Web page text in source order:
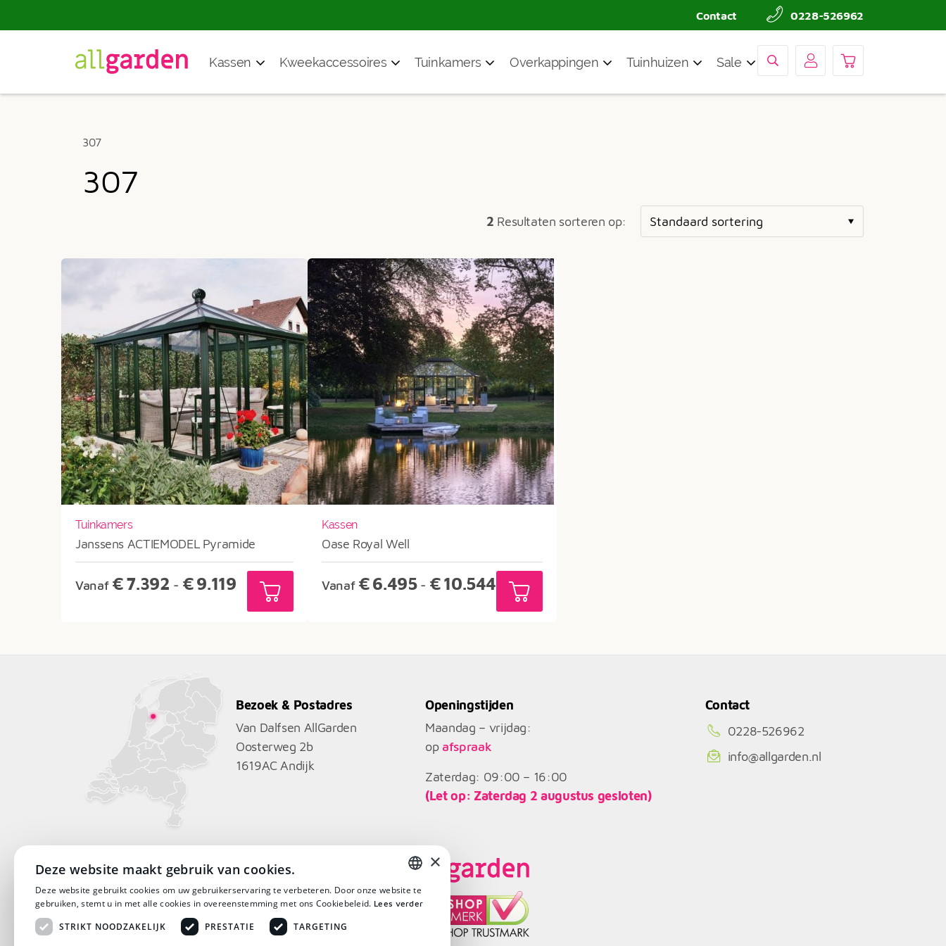
Contact 0228-526962
Kassen Kweekaccessoires Tuinkamers Overkappingen Tuinhuizen Sale
307
307
2 Resultaten sorteren op:
Tuinkamers
Janssens ACTIEMODEL Pyramide
Vanaf €7.392 - €9.119Prijsklasse:
€7.392
Kassen
Oase Royal Well
Vanaf €6.495 - €10.544 Prijsklasse:
€6.495
Bezoek & Postadres
Van Dalfsen AllGarden
Oosterweg 2b
1619AC Andijk
Openingstijden
Maandag – vrijdag:
op afspraak
Zaterdag: 09:00 – 16:00
(Let op: Zaterdag 2 augustus gesloten)
Contact
0228-526962
info@allgarden.nl
DUTCH
×
Deze website maakt gebruik van cookies.
Deze website gebruikt cookies om uw gebruikerservaring te verbeteren. Door onze website te
gebruiken, stemt u in met alle cookies in overeenstemming met ons Cookiebeleid. Lees verder
STRIKT NOODZAKELIJK PRESTATIE TARGETING